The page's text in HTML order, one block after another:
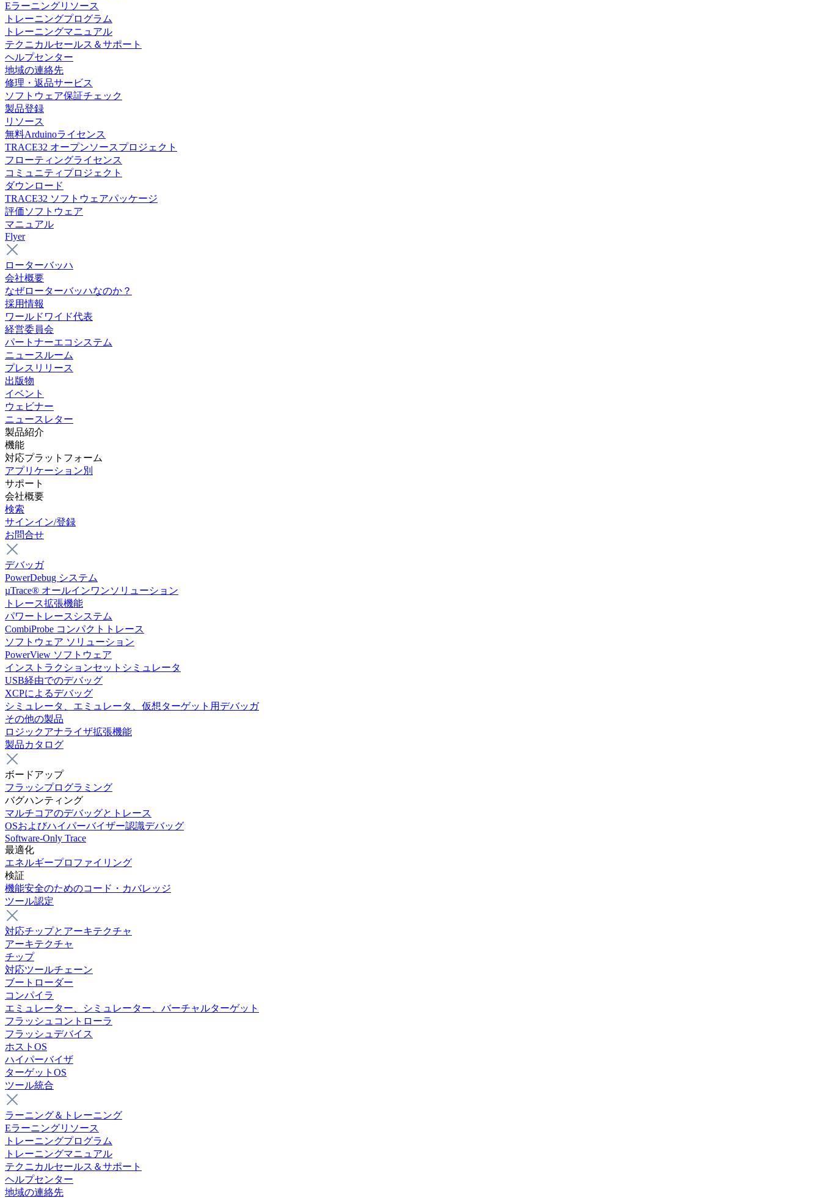
Eラーニングリソース
トレーニングプログラム
トレーニングマニュアル
テクニカルセールス＆サポート
ヘルプセンター
地域の連絡先
修理・返品サービス
ソフトウェア保証チェック
製品登録
リソース
無料Arduinoライセンス
TRACE32 オープンソースプロジェクト
フローティングライセンス
コミュニティプロジェクト
ダウンロード
TRACE32 ソフトウェアパッケージ
評価ソフトウェア
マニュアル
Flyer
ローターバッハ
会社概要
なぜローターバッハなのか？
採用情報
ワールドワイド代表
経営委員会
パートナーエコシステム
ニュースルーム
プレスリリース
出版物
イベント
ウェビナー
ニュースレター
製品紹介
機能
対応プラットフォーム
アプリケーション別
サポート
会社概要
検索
サインイン/登録
お問合せ
デバッガ
PowerDebug システム
µTrace® オールインワンソリューション
トレース拡張機能
パワートレースシステム
CombiProbe コンパクトトレース
ソフトウェア ソリューション
PowerView ソフトウェア
インストラクションセットシミュレータ
USB経由でのデバッグ
XCPによるデバッグ
シミュレータ、エミュレータ、仮想ターゲット用デバッガ
その他の製品
ロジックアナライザ拡張機能
製品カタログ
ボードアップ
フラッシプログラミング
バグハンティング
マルチコアのデバッグとトレース
OSおよびハイパーバイザー認識デバッグ
Software-Only Trace
最適化
エネルギープロファイリング
検証
機能安全のためのコード・カバレッジ
ツール認定
対応チップとアーキテクチャ
アーキテクチャ
チップ
対応ツールチェーン
ブートローダー
コンパイラ
エミュレーター、シミュレーター、バーチャルターゲット
フラッシュコントローラ
フラッシュデバイス
ホストOS
ハイパーバイザ
ターゲットOS
ツール統合
ラーニング＆トレーニング
Eラーニングリソース
トレーニングプログラム
トレーニングマニュアル
テクニカルセールス＆サポート
ヘルプセンター
地域の連絡先